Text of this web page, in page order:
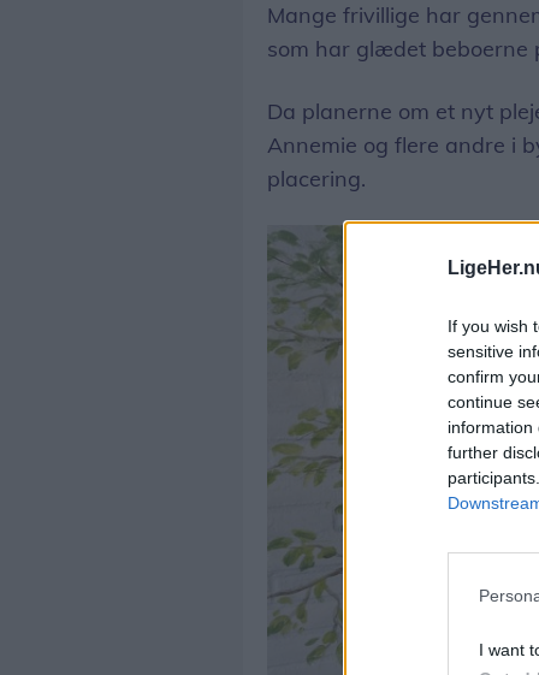
If you wish
sensitive
confirm
continue
information
further
I want
Mange frivillige har
som har glædet beboerne
Da planerne om et nyt
Annemie og flere andre i
placering.